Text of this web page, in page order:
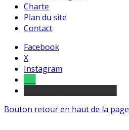
Charte
Plan du site
Contact
Facebook
X
Instagram
Bouton retour en haut de la page